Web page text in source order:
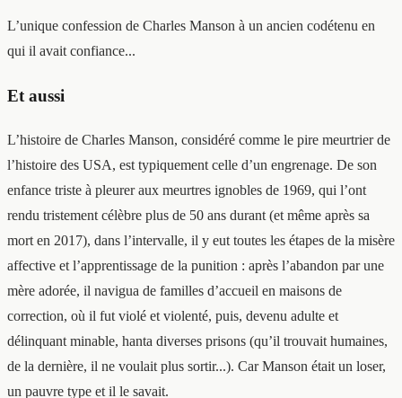
L’unique confession de Charles Manson à un ancien codétenu en
qui il avait confiance...
Et aussi
L’histoire de Charles Manson, considéré comme le pire meurtrier de
l’histoire des USA, est typiquement celle d’un engrenage. De son
enfance triste à pleurer aux meurtres ignobles de 1969, qui l’ont
rendu tristement célèbre plus de 50 ans durant (et même après sa
mort en 2017), dans l’intervalle, il y eut toutes les étapes de la misère
affective et l’apprentissage de la punition : après l’abandon par une
mère adorée, il navigua de familles d’accueil en maisons de
correction, où il fut violé et violenté, puis, devenu adulte et
délinquant minable, hanta diverses prisons (qu’il trouvait humaines,
de la dernière, il ne voulait plus sortir...). Car Manson était un loser,
un pauvre type et il le savait.